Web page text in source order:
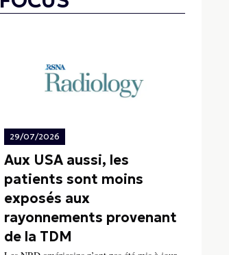
29/07/2026
Aux USA aussi, les
patients sont moins
exposés aux
rayonnements provenant
de la TDM